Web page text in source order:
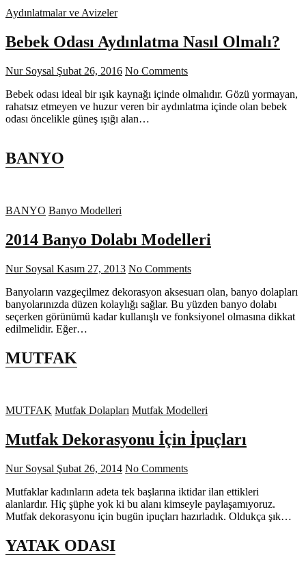
Aydınlatmalar ve Avizeler
Bebek Odası Aydınlatma Nasıl Olmalı?
Nur Soysal Şubat 26, 2016 No Comments
Bebek odası ideal bir ışık kaynağı içinde olmalıdır. Gözü yormayan,
rahatsız etmeyen ve huzur veren bir aydınlatma içinde olan bebek
odası öncelikle güneş ışığı alan…
BANYO
BANYO Banyo Modelleri
2014 Banyo Dolabı Modelleri
Nur Soysal Kasım 27, 2013 No Comments
Banyoların vazgeçilmez dekorasyon aksesuarı olan, banyo dolapları
banyolarınızda düzen kolaylığı sağlar. Bu yüzden banyo dolabı
seçerken görünümü kadar kullanışlı ve fonksiyonel olmasına dikkat
edilmelidir. Eğer…
MUTFAK
MUTFAK Mutfak Dolapları Mutfak Modelleri
Mutfak Dekorasyonu İçin İpuçları
Nur Soysal Şubat 26, 2014 No Comments
Mutfaklar kadınların adeta tek başlarına iktidar ilan ettikleri
alanlardır. Hiç şüphe yok ki bu alanı kimseyle paylaşamıyoruz.
Mutfak dekorasyonu için bugün ipuçları hazırladık. Oldukça şık…
YATAK ODASI